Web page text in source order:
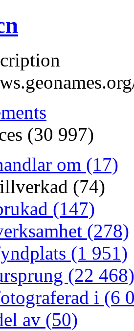
(30 997)
om (17)
(74)
(147)
(278)
(1 951)
(22 468)
i (6
av (50)